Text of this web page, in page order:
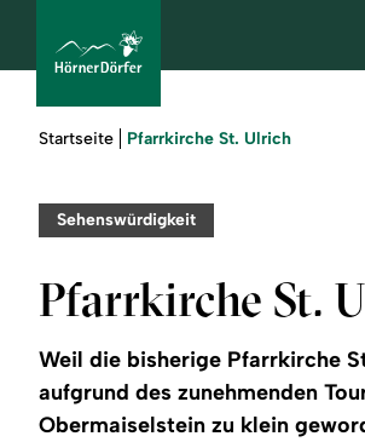
Urlaub
buchen
Sommer
Sie
Startseite Pfarrkirche St. Ulrich
Sehenswürdigkeit
Pfarrkirche St.
Weil die bisherige Pfarrkirche
aufgrund des zunehmenden
Obermaiselstein zu klein